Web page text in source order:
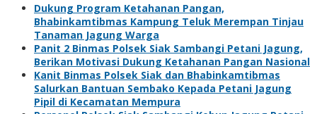
Dukung Program Ketahanan Pangan,
Bhabinkamtibmas Kampung Teluk Merempan Tinjau
Tanaman Jagung Warga
Panit 2 Binmas Polsek Siak Sambangi Petani Jagung,
Berikan Motivasi Dukung Ketahanan Pangan Nasional
Kanit Binmas Polsek Siak dan Bhabinkamtibmas
Salurkan Bantuan Sembako Kepada Petani Jagung
Pipil di Kecamatan Mempura